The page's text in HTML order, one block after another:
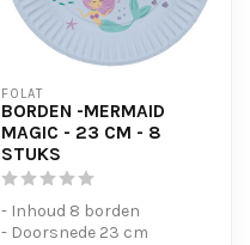
FOLAT
BORDEN -MERMAID
MAGIC - 23 CM - 8
STUKS
- Inhoud 8 borden
- Doorsnede 23 cm